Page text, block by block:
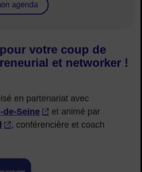
agenda
votre coup de
et networker !
en partenariat avec
de-Seine
et animé par
, conférencière et coach
Courbevoie-2025